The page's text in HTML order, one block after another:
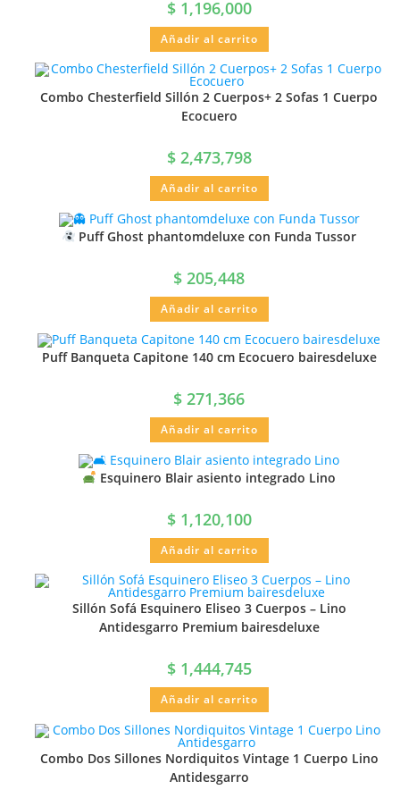
$1,196,000
Añadir al carrito
Combo Chesterfield Sillón 2 Cuerpos+ 2 Sofas 1 Cuerpo
Ecocuero
$2,473,798
Añadir al carrito
Puff Ghost phantomdeluxe con Funda Tussor
$ 205,448
Añadir al carrito
Puff Banqueta Capitone 140 cm Ecocuero bairesdeluxe
$ 271,366
Añadir al carrito
Esquinero Blair asiento integrado Lino
$1,120,100
Añadir al carrito
Sillón Sofá Esquinero Eliseo 3 Cuerpos – Lino
Antidesgarro Premium bairesdeluxe
$1,444,745
Añadir al carrito
Combo Dos Sillones Nordiquitos Vintage 1 Cuerpo Lino
Antidesgarro